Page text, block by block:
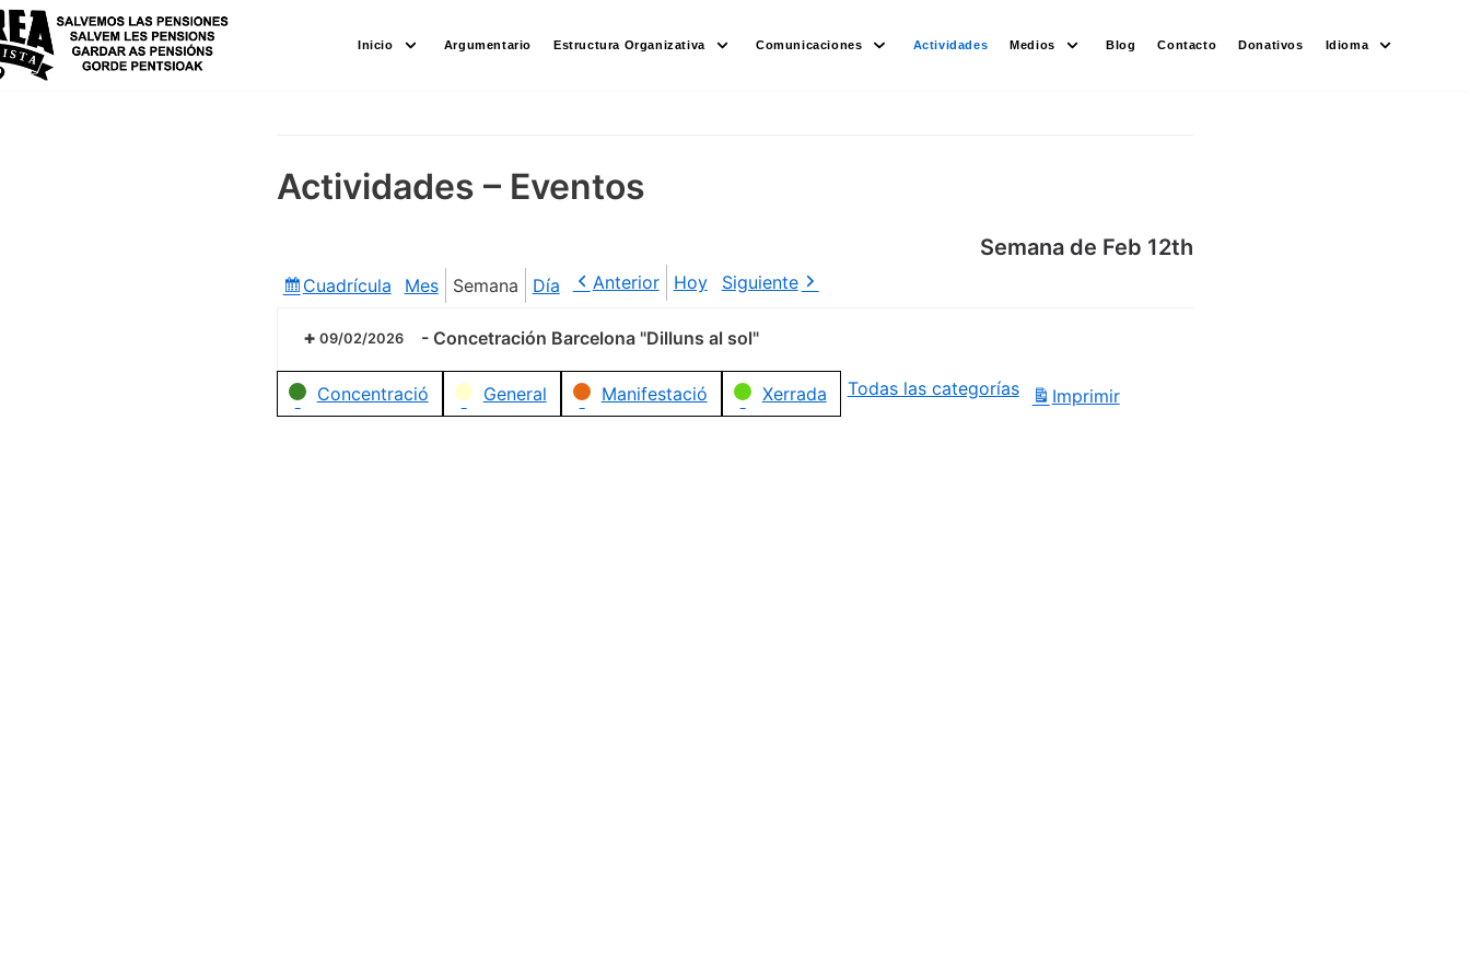
Saltar
al
contenido
Inicio Argumentario Estructura Organizativa Comunicaciones Actividades Medios Blog Contacto Donativos Idioma
Actividades – Eventos
Semana de Feb 12th
Ver
Cuadrícula Mes Semana Día Anterior Hoy Siguiente
09/02/2026 - Concetración Barcelona "Dilluns al sol"
Categorías
Concentració General Manifestació Xerrada Todas las categorías Imprimir